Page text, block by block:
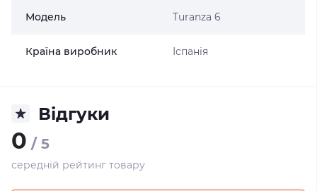
Модель Turanza 6
Країна виробник Іспанія
Відгуки
0 / 5
середній рейтинг товару